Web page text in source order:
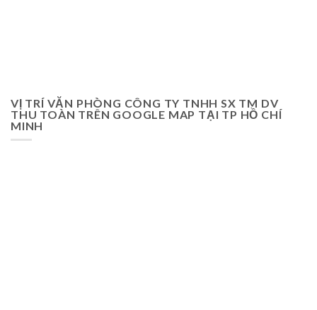
VỊ TRÍ VĂN PHÒNG CÔNG TY TNHH SX TM DV
THU TOÀN TRÊN GOOGLE MAP TẠI TP HỒ CHÍ
MINH